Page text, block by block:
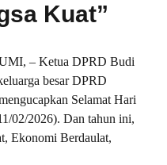
Kuat”
– Ketua DPRD Budi
besar DPRD
Selamat Hari
02/2026). Dan tahun ini,
Ekonomi Berdaulat,